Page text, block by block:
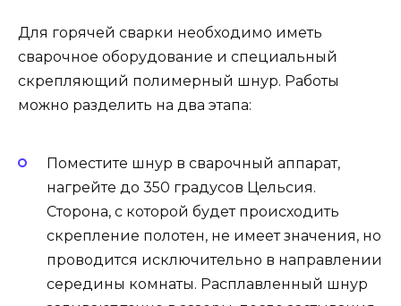
Для горячей сварки необходимо иметь
сварочное оборудование и специальный
скрепляющий полимерный шнур. Работы
можно разделить на два этапа:
Поместите шнур в сварочный аппарат,
нагрейте до 350 градусов Цельсия.
Сторона, с которой будет происходить
скрепление полотен, не имеет значения, но
проводится исключительно в направлении
середины комнаты. Расплавленный шнур